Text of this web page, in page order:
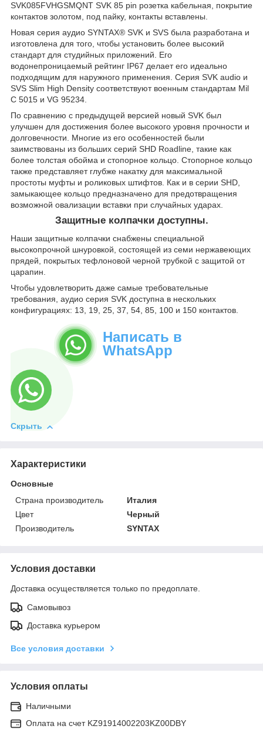
SVK085FVHGSMQNT SVK 85 pin розетка кабельная, покрытие
контактов золотом, под пайку, контакты вставлены.
Новая серия аудио SYNTAX® SVK и SVS была разработана и
изготовлена для того, чтобы установить более высокий
стандарт для студийных приложений. Его
водонепроницаемый рейтинг IP67 делает его идеально
подходящим для наружного применения. Серия SVK audio и
SVS Slim High Density соответствуют военным стандартам Mil
C 5015 и VG 95234.
По сравнению с предыдущей версией новый SVK был
улучшен для достижения более высокого уровня прочности и
долговечности. Многие из его особенностей были
заимствованы из больших серий SHD Roadline, такие как
более толстая обойма и стопорное кольцо. Стопорное кольцо
также представляет глубже накатку для максимальной
простоты муфты и роликовых штифтов. Как и в серии SHD,
замыкающее кольцо предназначено для предотвращения
возможной овализации вставки при случайных ударах.
Защитные колпачки доступны.
Наши защитные колпачки снабжены специальной
высокопрочной шнуровкой, состоящей из семи нержавеющих
прядей, покрытых тефлоновой черной трубкой с защитой от
царапин.
Чтобы удовлетворить даже самые требовательные
требования, аудио серия SVK доступна в нескольких
конфигурациях: 13, 19, 25, 37, 54, 85, 100 и 150 контактов.
Написать в
WhatsApp
Скрыть
Характеристики
Основные
Страна производитель
Италия
Цвет
Черный
Производитель
SYNTAX
Условия доставки
Доставка осуществляется только по предоплате.
Самовывоз
Доставка курьером
Все условия доставки
Условия оплаты
Наличными
Оплата на счет KZ91914002203KZ00DBY